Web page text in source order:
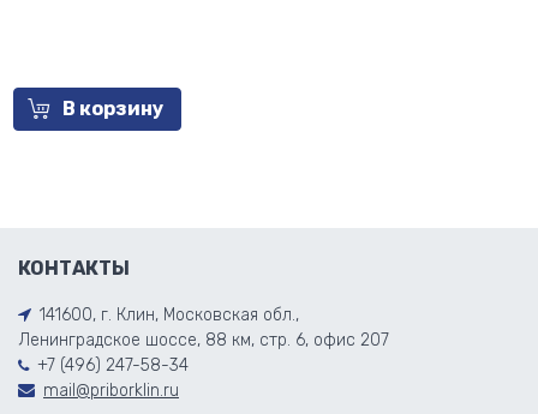
В корзину
КОНТАКТЫ
141600, г. Клин, Московская обл.,
Ленинградское шоссе, 88 км, стр. 6, офис 207
+7 (496) 247-58-34
mail@priborklin.ru